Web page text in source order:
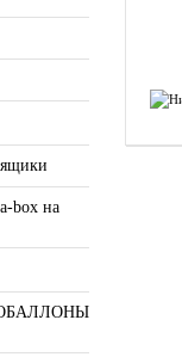
box на